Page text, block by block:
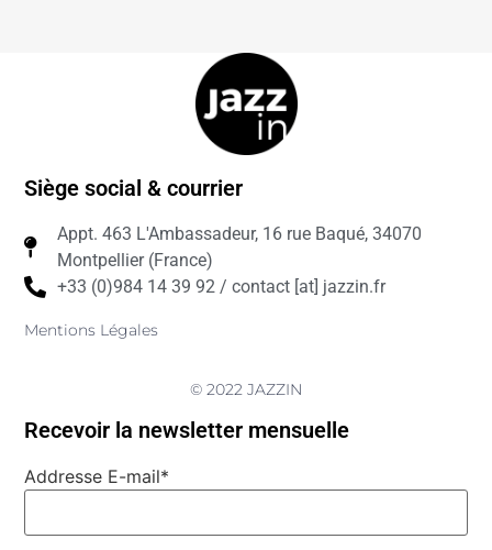
Siège social & courrier
Appt. 463 L'Ambassadeur, 16 rue Baqué, 34070
Montpellier (France)
+33 (0)984 14 39 92 / contact [at] jazzin.fr
Mentions Légales
© 2022 JAZZIN
Recevoir la newsletter mensuelle
Addresse E-mail*